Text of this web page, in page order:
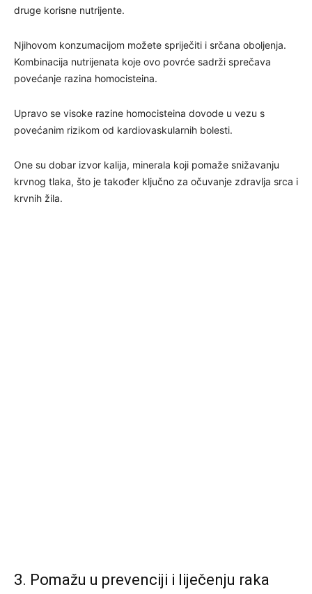
druge korisne nutrijente.
Njihovom konzumacijom možete spriječiti i srčana oboljenja.
Kombinacija nutrijenata koje ovo povrće sadrži sprečava
povećanje razina homocisteina.
Upravo se visoke razine homocisteina dovode u vezu s
povećanim rizikom od kardiovaskularnih bolesti.
One su dobar izvor kalija, minerala koji pomaže snižavanju
krvnog tlaka, što je također ključno za očuvanje zdravlja srca i
krvnih žila.
3. Pomažu u prevenciji i liječenju raka